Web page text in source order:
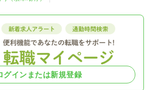
グインまたは新規登録